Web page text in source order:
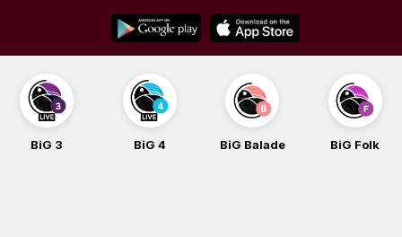
content
BiG 3 BiG 4 BiG Balade BiG Folk